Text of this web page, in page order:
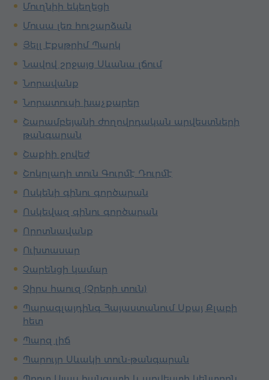
Մուղնիի եկեղեցի
Մուսա լեռ հուշարձան
Յելլ Էքսթրիմ Պարկ
Նավով շրջայց Սևանա լճում
Նորավանք
Նորատուսի խաչքարեր
Շարամբեյանի ժողովրդական արվեստների
թանգարան
Շաքիի ջրվեժ
Շոկոլադի տուն Գուրմէ Դուրմէ
Ոսկենի գինու գործարան
Ոսկեվազ գինու գործարան
Որոտնավանք
Ուխտասար
Չարենցի կամար
Չիրս հաուզ (Չրերի տուն)
Պարագլայդինգ Հայաստանում Սքայ Քլաբի
հետ
Պարզ լիճ
Պարույր Սևակի տուն-թանգարան